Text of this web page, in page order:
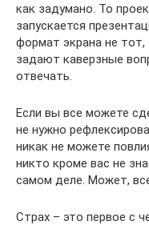
как задумано. То
запускается
формат экрана не
задают каверзные
отвечать.
Если вы все можете
не нужно
никак не можете
никто кроме вас не
самом деле. Может,
Страх – это первое с